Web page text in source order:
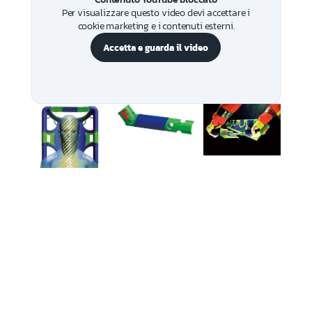
Per visualizzare questo video devi accettare i
cookie marketing e i contenuti esterni.
Accetta e guarda il video